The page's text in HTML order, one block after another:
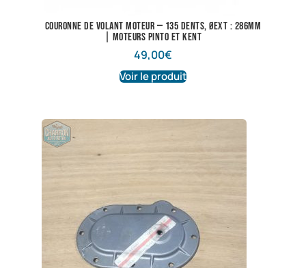
Couronne de volant moteur — 135 dents, Øext : 286mm
| Moteurs Pinto et Kent
49,00€
Voir le produit